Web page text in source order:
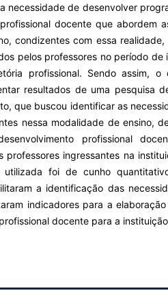
necessidade de desenvolver
docente que abordem
condizentes com essa
pelos professores no período de
profissional. Sendo assim, o
resultados de uma pesquisa
que buscou identificar as
nessa modalidade de ensino,
profissional
professores ingressantes na
utilizada foi de cunho
a identificação das
indicadores para a
docente para a